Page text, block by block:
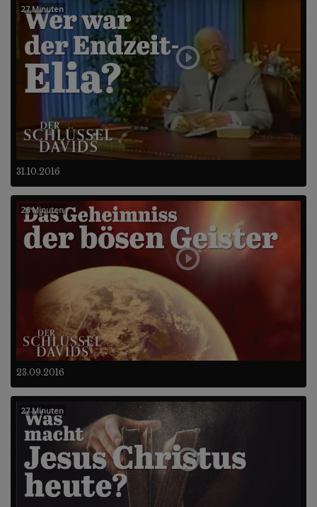
31.10.2016
27 Minuten
23.09.2016
26 Minuten
27 Minuten